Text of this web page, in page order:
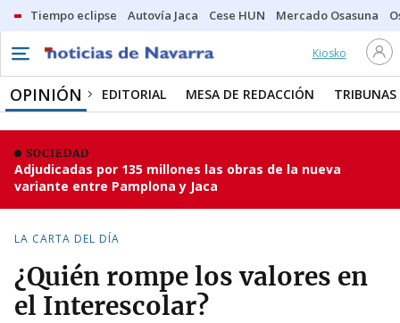
Tiempo eclipse Autovía Jaca Cese HUN Mercado Osasuna
Kiosko
OPINIÓN EDITORIAL MESA DE REDACCIÓN TRIBUNAS
SOCIEDAD
Adjudicadas por 135 millones las obras de la nueva
variante entre Pamplona y Jaca
LA CARTA DEL DÍA
¿Quién rompe los valores en
el Interescolar?